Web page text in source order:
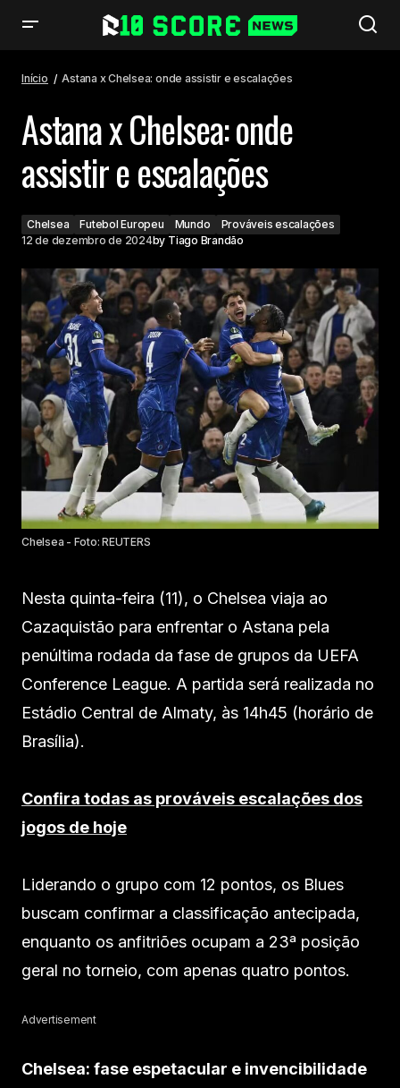
Início Astana x Chelsea: onde assistir e escalações
Astana x Chelsea: onde
assistir e escalações
Chelsea Futebol Europeu Mundo
Prováveis escalações
12 de dezembro de 2024by Tiago Brandão
Chelsea - Foto: REUTERS
Nesta quinta-feira (11), o Chelsea viaja ao
Cazaquistão para enfrentar o Astana pela
penúltima rodada da fase de grupos da UEFA
Conference League. A partida será realizada no
Estádio Central de Almaty, às 14h45 (horário de
Brasília).
Confira todas as prováveis escalações dos
jogos de hoje
Liderando o grupo com 12 pontos, os Blues
buscam confirmar a classificação antecipada,
enquanto os anfitriões ocupam a 23ª posição
geral no torneio, com apenas quatro pontos.
Advertisement
Chelsea: fase espetacular e invencibilidade